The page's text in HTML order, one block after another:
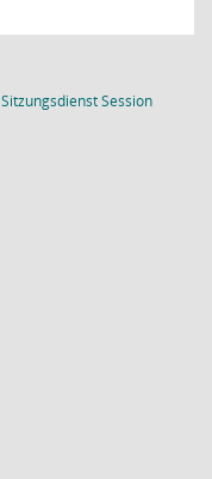
SitzungsdienstSession(Wird in